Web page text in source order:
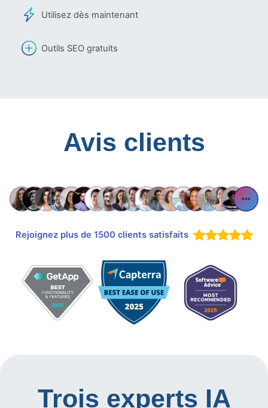
Utilisez dès maintenant
Outils SEO gratuits
Avis clients
Rejoignez plus de 1500 clients satisfaits
Trois experts IA